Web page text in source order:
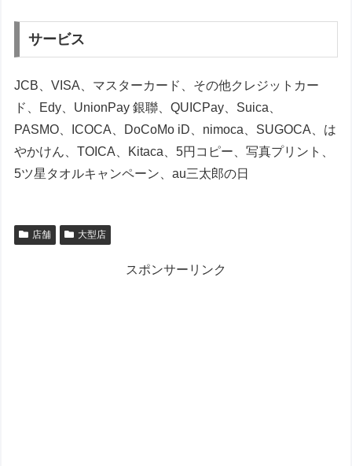
サービス
JCB、VISA、マスターカード、その他クレジットカー
ド、Edy、UnionPay 銀聯、QUICPay、Suica、
PASMO、ICOCA、DoCoMo iD、nimoca、SUGOCA、は
やかけん、TOICA、Kitaca、5円コピー、写真プリント、
5ツ星タオルキャンペーン、au三太郎の日
店舗 大型店
スポンサーリンク